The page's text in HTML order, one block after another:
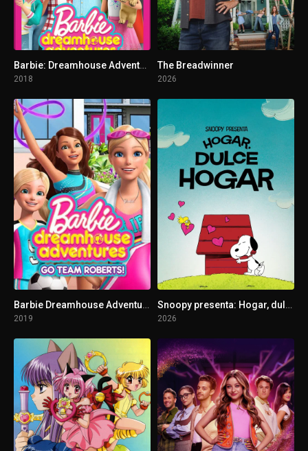
Barbie: Dreamhouse Adventures
2018
The Breadwinner
2026
Barbie Dreamhouse Adventures: Go Team Roberts
2019
Snoopy presenta: Hogar, dulce hogar
2026